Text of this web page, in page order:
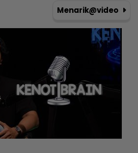
Menarik@video